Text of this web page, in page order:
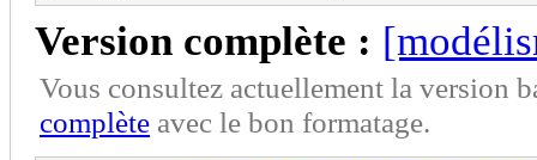
Version complète :
Vous consultez actuellement la version
complète avec le bon formatage.